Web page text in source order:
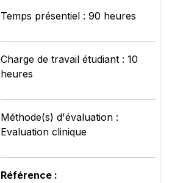
Temps présentiel : 90 heures
Charge de travail étudiant : 10
heures
Méthode(s) d'évaluation :
Evaluation clinique
Référence :